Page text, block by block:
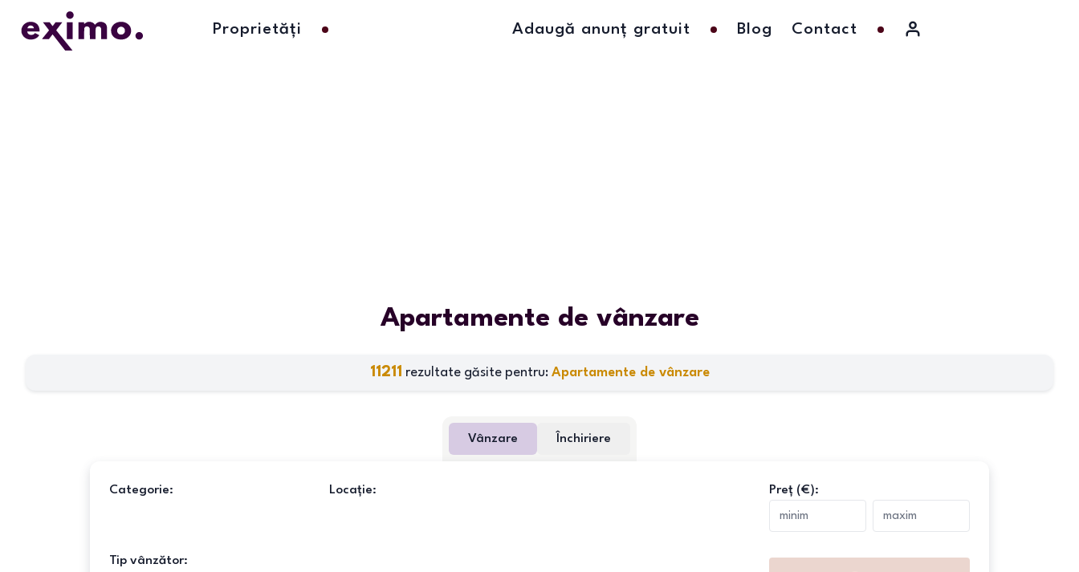
Proprietăți Adaugă anunț gratuit Blog Contact
Apartamente de vânzare
11211 rezultate găsite pentru: Apartamente de vânzare
Vânzare Închiriere
Categorie: Locație: Preț (€):
Tip vânzător: